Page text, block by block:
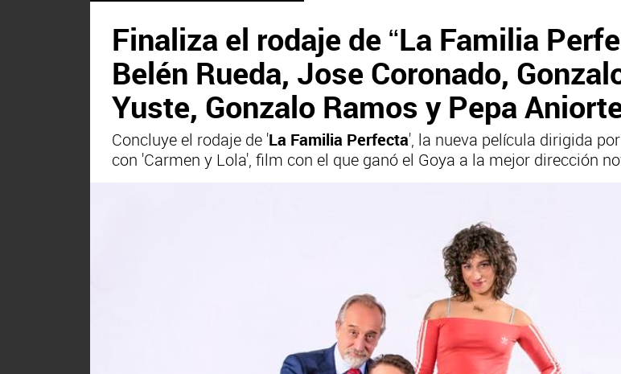
Finaliza el rodaje de “La Familia
Belén Rueda, Jose Coronado,
Yuste, Gonzalo Ramos y Pepa
Concluye el rodaje de 'La Familia Perfecta', la nueva película dirigida
con 'Carmen y Lola', film con el que ganó el Goya a la mejor dirección